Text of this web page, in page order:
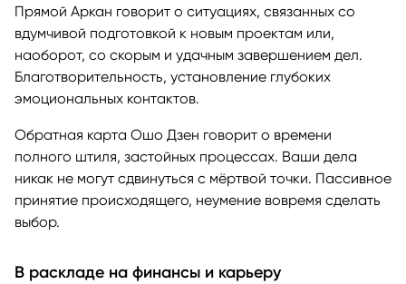
Прямой Аркан говорит о ситуациях, связанных со
вдумчивой подготовкой к новым проектам или,
наоборот, со скорым и удачным завершением дел.
Благотворительность, установление глубоких
эмоциональных контактов.
Обратная карта Ошо Дзен говорит о времени
полного штиля, застойных процессах. Ваши дела
никак не могут сдвинуться с мёртвой точки. Пассивное
принятие происходящего, неумение вовремя сделать
выбор.
В раскладе на финансы и карьеру